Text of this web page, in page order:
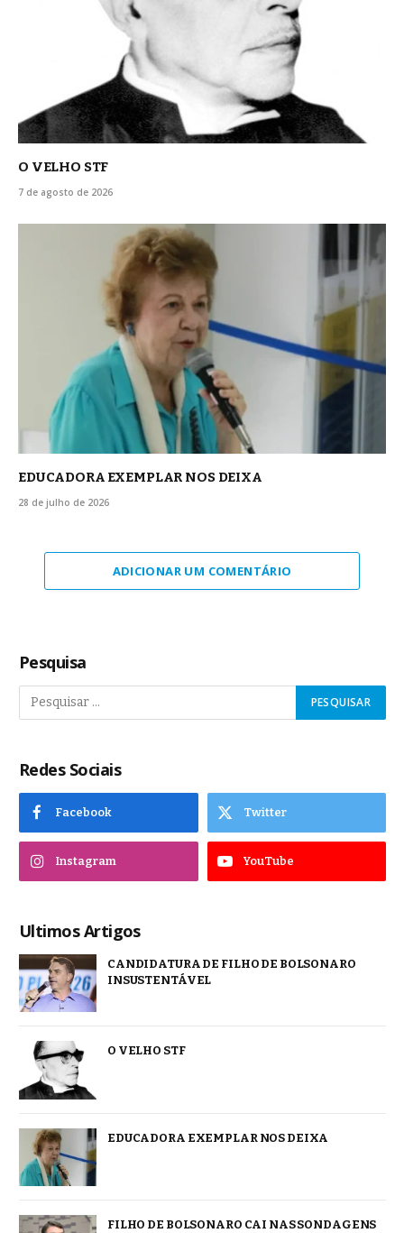
O VELHO STF
7 de agosto de 2026
EDUCADORA EXEMPLAR NOS DEIXA
28 de julho de 2026
ADICIONAR UM COMENTÁRIO
Pesquisa
Redes Sociais
Facebook Twitter
Instagram YouTube
Ultimos Artigos
CANDIDATURA DE FILHO DE BOLSONARO
INSUSTENTÁVEL
O VELHO STF
EDUCADORA EXEMPLAR NOS DEIXA
FILHO DE BOLSONARO CAI NAS SONDAGENS